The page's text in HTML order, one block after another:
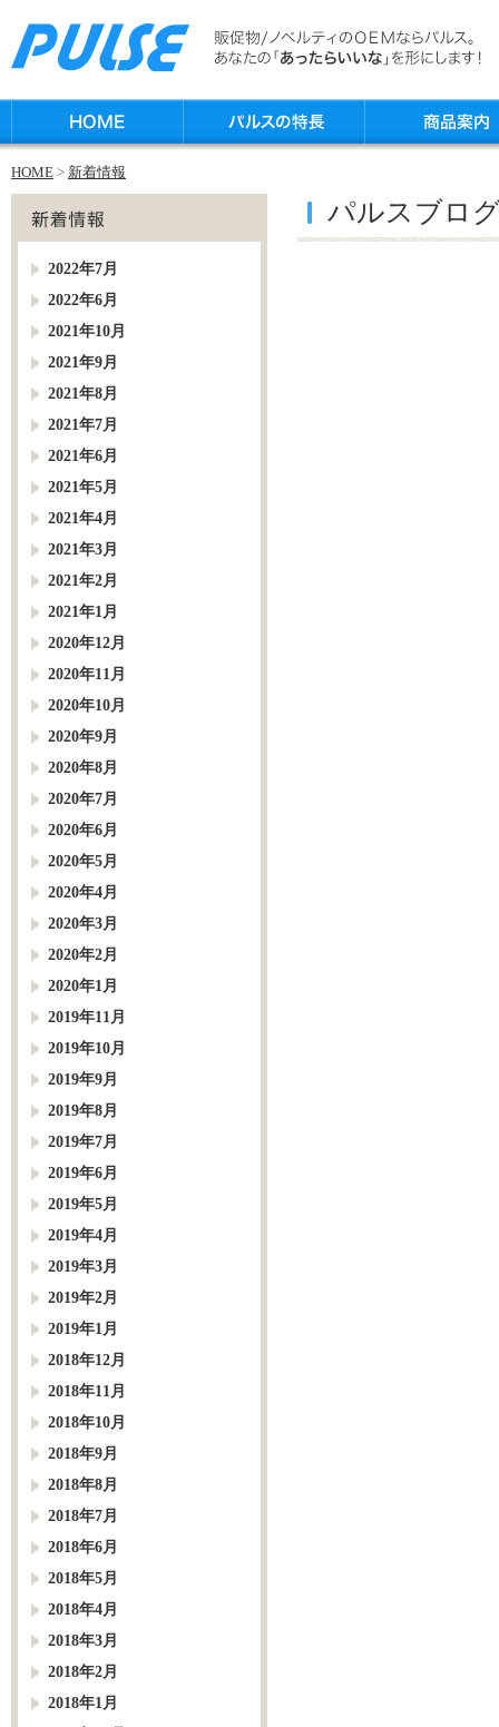
HOME > 新着情報
2022年7月
2022年6月
2021年10月
2021年9月
2021年8月
2021年7月
2021年6月
2021年5月
2021年4月
2021年3月
2021年2月
2021年1月
2020年12月
2020年11月
2020年10月
2020年9月
2020年8月
2020年7月
2020年6月
2020年5月
2020年4月
2020年3月
2020年2月
2020年1月
2019年11月
2019年10月
2019年9月
2019年8月
2019年7月
2019年6月
2019年5月
2019年4月
2019年3月
2019年2月
2019年1月
2018年12月
2018年11月
2018年10月
2018年9月
2018年8月
2018年7月
2018年6月
2018年5月
2018年4月
2018年3月
2018年2月
2018年1月
パルスブロ